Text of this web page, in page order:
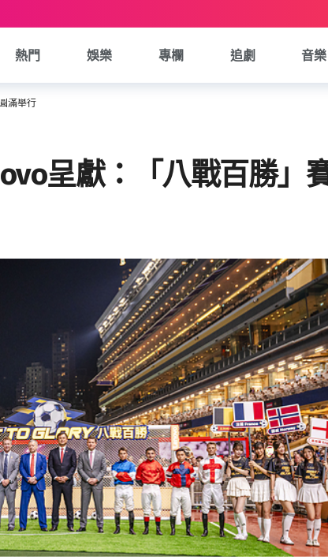
熱門 娛樂 專欄 追劇 音樂
滿舉行
呈獻：「八戰百勝」